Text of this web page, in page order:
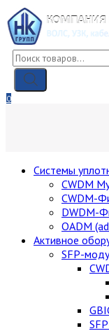
Skip
to
content
Поиск
товаров
0
Cистемы
CWDM
CWDM-
DWDM-
OADM
Активное
SFP-